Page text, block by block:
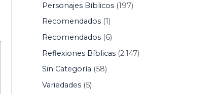
Personajes Bíblicos(197)
Recomendados(1)
Recomendados(6)
Reflexiones Bíblicas(2.147)
Sin Categoría (58)
Variedades(5)